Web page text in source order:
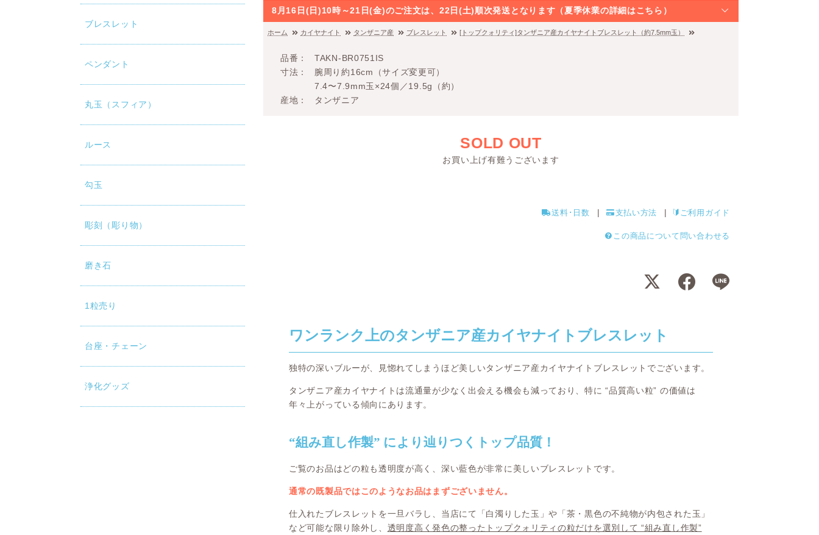
ブレスレット
ペンダント
丸玉（スフィア）
ルース
勾玉
彫刻（彫り物）
磨き石
1粒売り
台座・チェーン
浄化グッズ
8月16日(日)10時～21日(金)のご注文は、22日(土)順次発送となります（夏季休業の詳細はこちら）
ホーム カイヤナイト タンザニア産 ブレスレット [トップクォリティ]タンザニア産カイヤナイトブレスレット（約7.5mm玉）
品番
TAKN-BR0751IS
寸法
腕周り約16cm（サイズ変更可）
7.4〜7.9mm玉×24個／19.5g（約）
産地
タンザニア
SOLD OUT
お買い上げ有難うございます
送料･日数 支払い方法 ご利用ガイド
この商品について問い合わせる
ワンランク上のタンザニア産カイヤナイトブレスレット
独特の深いブルーが、見惚れてしまうほど美しいタンザニア産カイヤナイトブレスレットでございます。
タンザニア産カイヤナイトは流通量が少なく出会える機会も減っており、特に “品質高い粒” の価値は
年々上がっている傾向にあります。
“組み直し作製” により辿りつくトップ品質！
ご覧のお品はどの粒も透明度が高く、深い藍色が非常に美しいブレスレットです。
通常の既製品ではこのようなお品はまずございません。
仕入れたブレスレットを一旦バラし、当店にて「白濁りした玉」や「茶・黒色の不純物が内包された玉」
など可能な限り除外し、 透明度高く発色の整ったトップクォリティの粒だけを選別して “組み直し作製”